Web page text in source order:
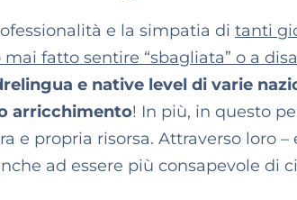
e la simpatia di tanti
fatto sentire “sbagliata” o a
e native level di varie
arricchimento! In più, in questo
e propria risorsa. Attraverso loro –
ad essere più consapevole di